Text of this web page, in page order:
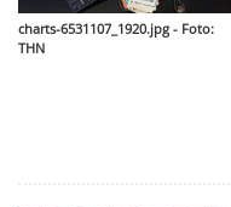
charts-6531107_1920.jpg - Foto:
THN